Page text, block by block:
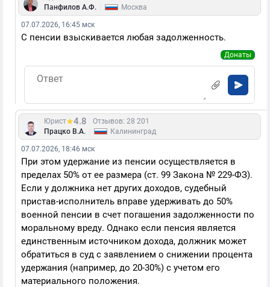
Панфилов А.Ф.
Москва
07.07.2026, 16:45 мск
С пенсии взыскивается любая задолженность.
Донаты
Юрист 4.8
Отзывов: 28 201
Працко В.А.
Калининград
07.07.2026, 18:46 мск
При этом удержание из пенсии осуществляется в
пределах 50% от ее размера (ст. 99 Закона № 229-ФЗ).
Если у должника нет других доходов, судебный
пристав-исполнитель вправе удерживать до 50%
военной пенсии в счет погашения задолженности по
моральному вреду. Однако если пенсия является
единственным источником дохода, должник может
обратиться в суд с заявлением о снижении процента
удержания (например, до 20-30%) с учетом его
материального положения.